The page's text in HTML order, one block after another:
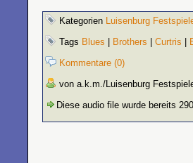
Kategorien Luisenburg
Tags Blues Brothers Curtris
Kommentare (0)
von a.k.m./Luisenburg
Diese audio file wurde bereits